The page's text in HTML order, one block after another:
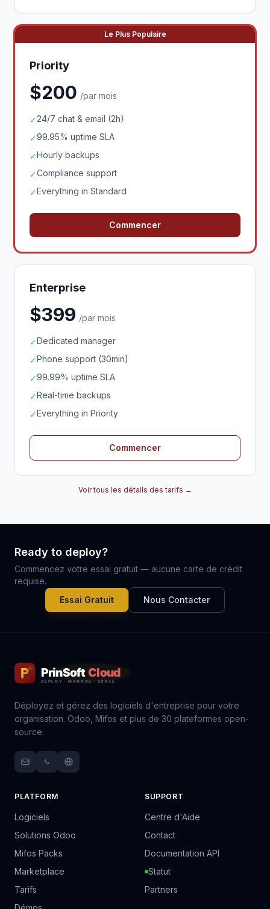
Le Plus Populaire
Priority
$200 /par mois
✓24/7 chat & email (2h)
✓99.95% uptime SLA
✓Hourly backups
✓Compliance support
✓Everything in Standard
Commencer
Enterprise
$399 /par mois
✓Dedicated manager
✓Phone support (30min)
✓99.99% uptime SLA
✓Real-time backups
✓Everything in Priority
Commencer
Voir tous les détails des tarifs →
Ready to deploy?
Commencez votre essai gratuit — aucune carte de crédit
requise.
Essai Gratuit
Nous Contacter
Déployez et gérez des logiciels d'entreprise pour votre
organisation. Odoo, Mifos et plus de 30 plateformes open-
source.
PLATFORM
Logiciels
Solutions Odoo
Mifos Packs
Marketplace
Tarifs
SUPPORT
Centre d'Aide
Contact
Documentation API
Statut
Partners